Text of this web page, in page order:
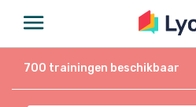
700 trainingen beschikbaar